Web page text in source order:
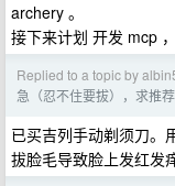
archery 。
接下来计划 开发 mcp
Replied to a topic by
急（忍不住要拔），求推
已买吉列手动剃须刀。
拔脸毛导致脸上发红发